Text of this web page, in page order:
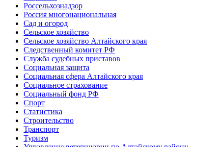
Россельхознадзор
Россия многонациональная
Сад и огород
Сельское хозяйство
Сельское хозяйство Алтайского края
Следственный комитет РФ
Служба судебных приставов
Социальная защита
Социальная сфера Алтайского края
Социальное страхование
Социальный фонд РФ
Спорт
Статистика
Строительство
Транспорт
Туризм